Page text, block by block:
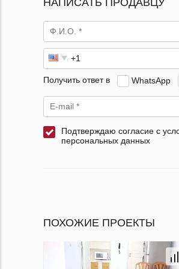
Получить ответ в WhatsApp
Подтверждаю согласие с
персональных данных
ПОХОЖИЕ ПРОЕКТЫ